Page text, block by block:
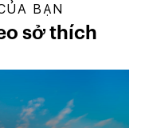
BẠN
sở thích